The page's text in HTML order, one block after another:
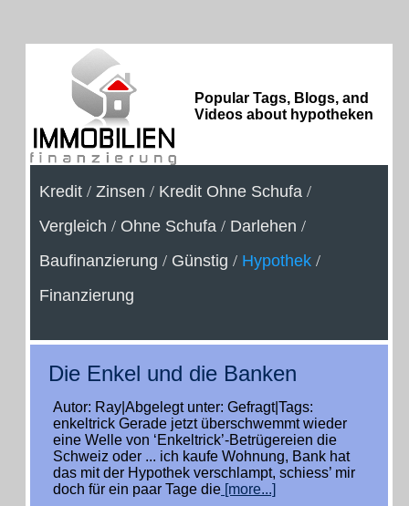
Popular Tags, Blogs, and
Videos about hypotheken
Kredit / Zinsen / Kredit Ohne Schufa /
Vergleich / Ohne Schufa / Darlehen /
Baufinanzierung / Günstig / Hypothek /
Finanzierung
Die Enkel und die Banken
Autor: Ray|Abgelegt unter: Gefragt|Tags:
enkeltrick Gerade jetzt überschwemmt wieder
eine Welle von ‘Enkeltrick’-Betrügereien die
Schweiz oder ... ich kaufe Wohnung, Bank hat
das mit der Hypothek verschlampt, schiess’ mir
doch für ein paar Tage die [more...]